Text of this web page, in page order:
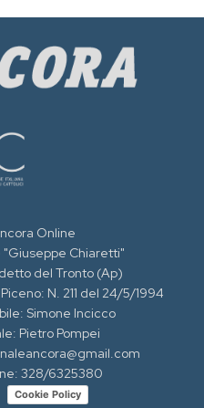
Online
"Giuseppe Chiaretti"
del Tronto (Ap)
N. 211 del 24/5/1994
Simone Incicco
Pietro Pompei
328/6325380
Cookie Policy